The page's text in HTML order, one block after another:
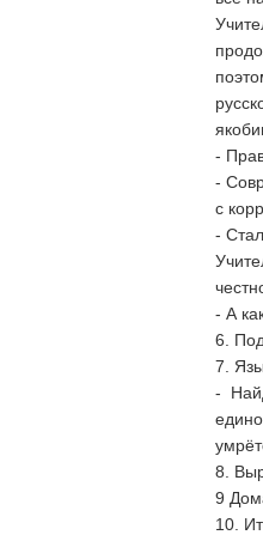
-
-
с
-
- А
6.
7.
-
8.
9
10.